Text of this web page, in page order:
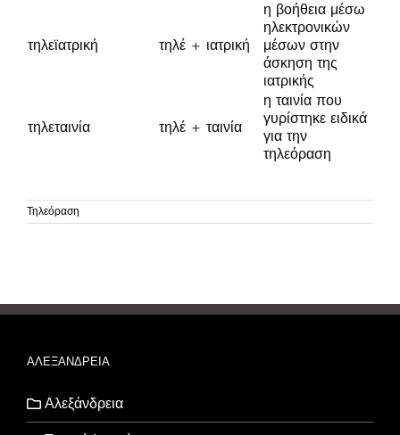
τηλεϊατρική τηλέ + ιατρική
η βοήθεια μέσω
ηλεκτρονικών
μέσων στην
άσκηση της
ιατρικής
τηλεταινία τηλέ + ταινία
η ταινία που
γυρίστηκε ειδικά
για την
τηλεόραση
Τηλεόραση
ΑΛΕΞΑΝΔΡΕΙΑ
Αλεξάνδρεια